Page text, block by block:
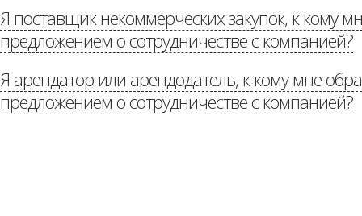
«Стоп коррупция»
Я поставщик некоммерческих закупок, к кому
предложением о сотрудничестве с компанией?
Потенциальным партнерам
Я арендатор или арендодатель, к кому мне
предложением о сотрудничестве с компанией?